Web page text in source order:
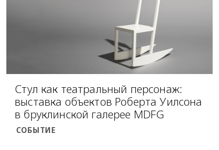
Стул как театральный персонаж:
выставка объектов Роберта Уилсона
в бруклинской галерее MDFG
СОБЫТИЕ